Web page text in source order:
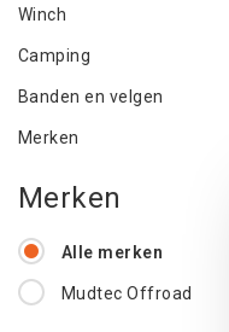
Winch
Camping
Banden en velgen
Merken
Merken
Alle merken
Mudtec Offroad